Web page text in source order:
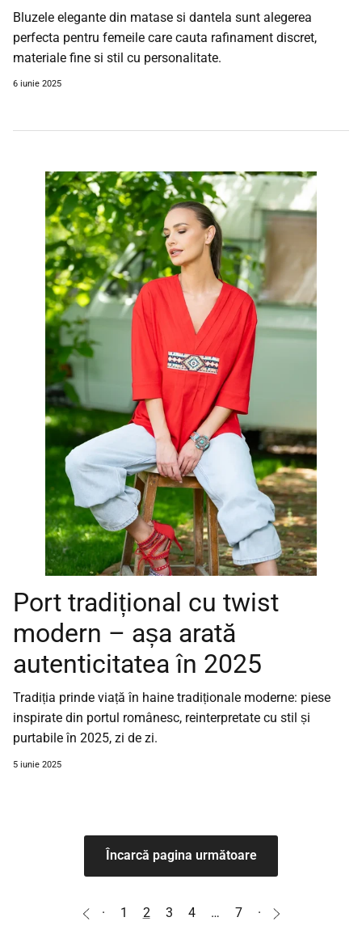
Bluzele elegante din matase si dantela sunt alegerea
perfecta pentru femeile care cauta rafinament discret,
materiale fine si stil cu personalitate.
6 iunie 2025
Port tradițional cu twist
modern – așa arată
autenticitatea în 2025
Tradiția prinde viață în haine tradiționale moderne: piese
inspirate din portul românesc, reinterpretate cu stil și
purtabile în 2025, zi de zi.
5 iunie 2025
Încarcă pagina următoare
· 1 2 3 4 … 7 ·